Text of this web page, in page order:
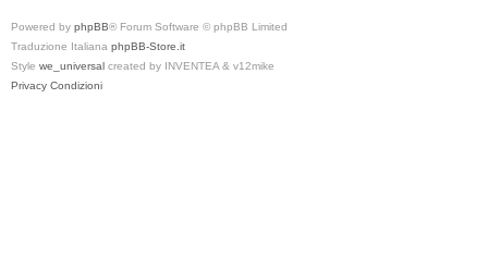
Powered by phpBB® Forum Software © phpBB Limited
Traduzione Italiana phpBB-Store.it
Style we_universal created by INVENTEA & v12mike
Privacy Condizioni